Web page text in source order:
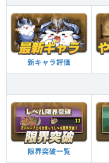
新キャラ評価
限界突破一覧